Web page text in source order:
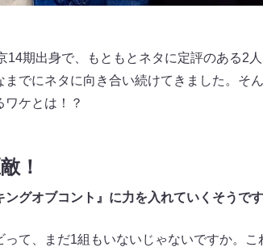
14期出身で、もともとネタに定評のある2
でにネタに向き合い続けてきました。そ
ワケとは！？
！
グオブコント』に力を入れていくそうです
て、まだ1組もいないじゃないですか。こ